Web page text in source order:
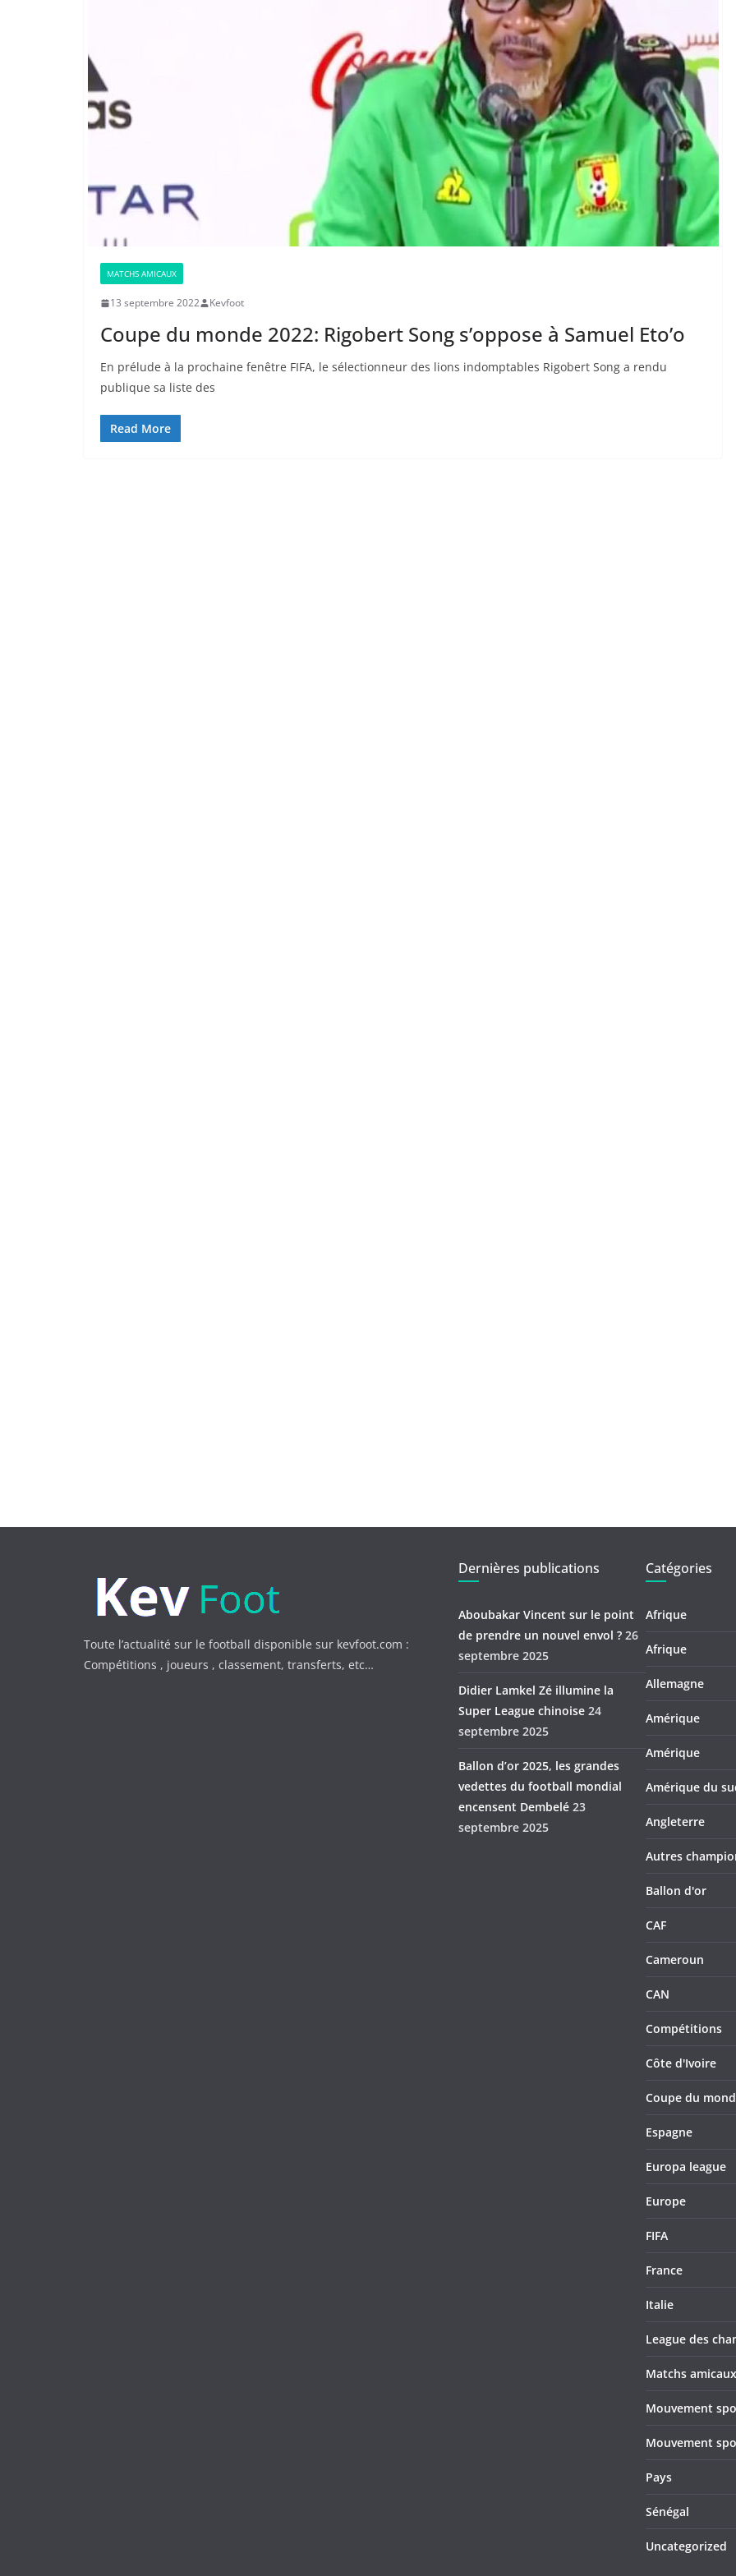
MATCHS AMICAUX
13 septembre 2022 Kevfoot
Coupe du monde 2022: Rigobert Song s’oppose à Samuel Eto’o
En prélude à la prochaine fenêtre FIFA, le sélectionneur des lions indomptables Rigobert Song a rendu
publique sa liste des
Read More
Toute l’actualité sur le football disponible sur kevfoot.com :
Compétitions , joueurs , classement, transferts, etc…
Dernières publications
Aboubakar Vincent sur le point
de prendre un nouvel envol ? 26
septembre 2025
Didier Lamkel Zé illumine la
Super League chinoise 24
septembre 2025
Ballon d’or 2025, les grandes
vedettes du football mondial
encensent Dembelé 23
septembre 2025
Catégories
Afrique
Afrique
Allemagne
Amérique
Amérique
Amérique du
Angleterre
Autres
Ballon d'or
CAF
Cameroun
CAN
Compétitions
Côte d'Ivoire
Coupe du
Espagne
Europa league
Europe
FIFA
France
Italie
League des
Matchs amicaux
Mouvement
Mouvement
Pays
Sénégal
Uncategorized